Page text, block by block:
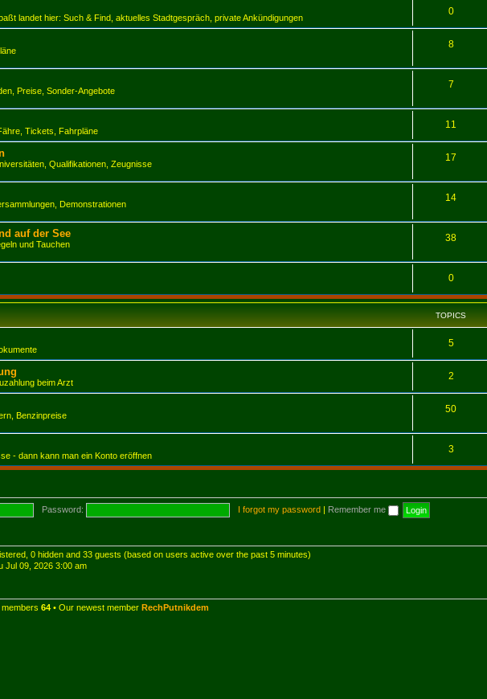
landet hier: Such & Find, aktuelles Stadtgespräch, private Ankündigungen
0
8
Preise, Sonder-Angebote
7
Tickets, Fahrpläne
11
Qualifikationen, Zeugnisse
17
Demonstrationen
14
auf der See
und Tauchen
38
0
TOPICS
5
beim Arzt
2
Benzinpreise
50
- dann kann man ein Konto eröffnen
3
Password: I forgot my password | Remember me
0 hidden and 33 guests (based on users active over the past 5 minutes)
Jul 09, 2026 3:00 am
members 64 • Our newest member RechPutnikdem